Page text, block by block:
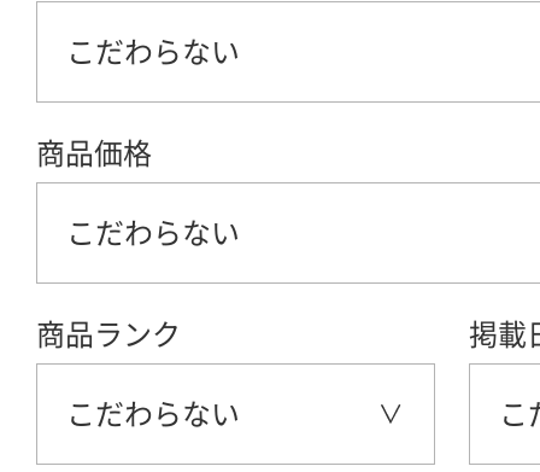
こだわらない
商品価格
こだわらない
商品ランク
こだわらない
掲載
こ